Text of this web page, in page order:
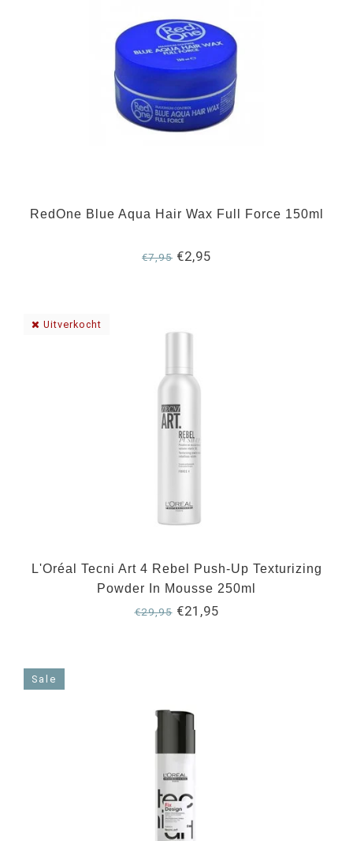
RedOne Blue Aqua Hair Wax Full Force 150ml
€7,95 €2,95
Uitverkocht
L'Oréal Tecni Art 4 Rebel Push-Up Texturizing
Powder In Mousse 250ml
€29,95€21,95
Sale